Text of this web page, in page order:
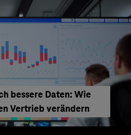
bessere Daten: Wie
Vertrieb verändern